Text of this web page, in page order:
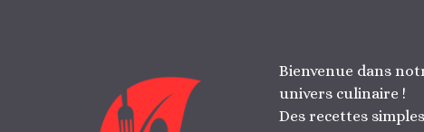
Bienvenue dans
univers culinaire !
Des recettes